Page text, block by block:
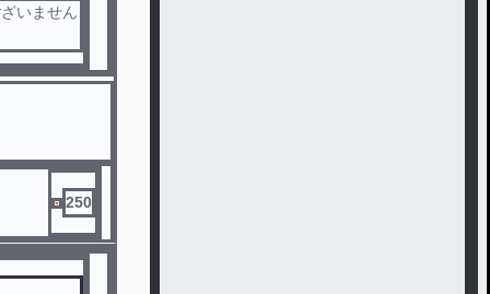
いません
250